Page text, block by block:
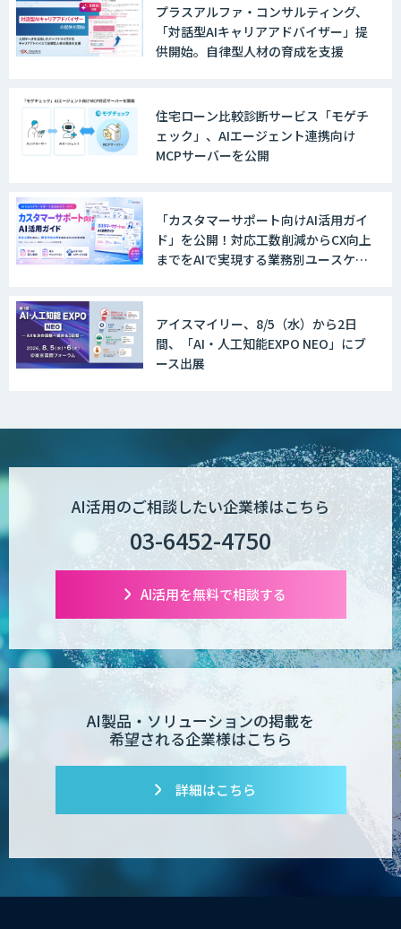
プラスアルファ・コンサルティング、
「対話型AIキャリアアドバイザー」提
供開始。自律型人材の育成を支援
住宅ローン比較診断サービス「モゲチ
ェック」、AIエージェント連携向け
MCPサーバーを公開
「カスタマーサポート向けAI活用ガイ
ド」を公開！対応工数削減からCX向上
までをAIで実現する業務別ユースケー
アイスマイリー、8/5（水）から2日
間、「AI・人工知能EXPO NEO」にブ
ース出展
AI活用のご相談したい企業様はこちら
03-6452-4750
AI活用を無料で相談する
AI製品・ソリューションの掲載を
希望される企業様はこちら
詳細はこちら